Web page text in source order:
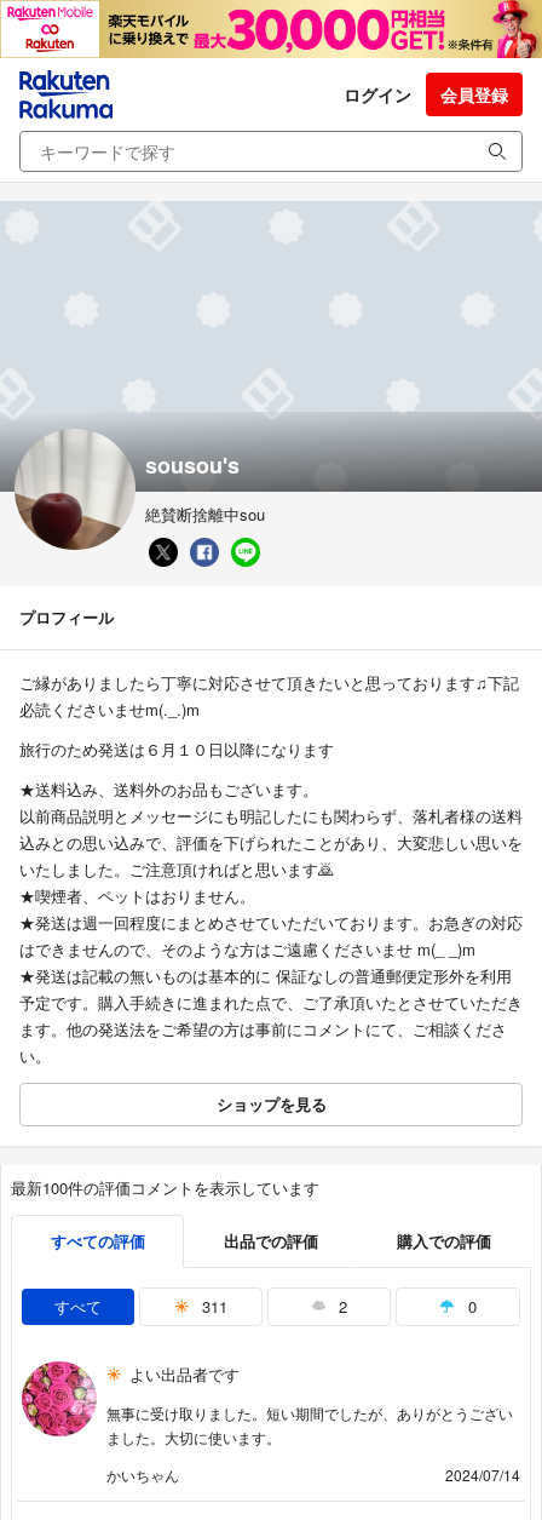
ログイン 会員登録
sousou's
絶賛断捨離中sou
プロフィール
ご縁がありましたら丁寧に対応させて頂きたいと思っております♫下記
必読くださいませm(._.)m
旅行のため発送は６月１０日以降になります
★送料込み、送料外のお品もございます。
以前商品説明とメッセージにも明記したにも関わらず、落札者様の送料
込みとの思い込みで、評価を下げられたことがあり、大変悲しい思いを
いたしました。ご注意頂ければと思います🙇
★喫煙者、ペットはおりません。
★発送は週一回程度にまとめさせていただいております。お急ぎの対応
はできませんので、そのような方はご遠慮くださいませ m(_ _)m
★発送は記載の無いものは基本的に 保証なしの普通郵便定形外を利用
予定です。購入手続きに進まれた点で、ご了承頂いたとさせていただき
ます。他の発送法をご希望の方は事前にコメントにて、ご相談くださ
い。
ショップを見る
最新100件の評価コメントを表示しています
すべての評価 出品での評価 購入での評価
すべて 311 2 0
よい出品者です
無事に受け取りました。短い期間でしたが、ありがとうござい
ました。大切に使います。
かいちゃん
2024/07/14